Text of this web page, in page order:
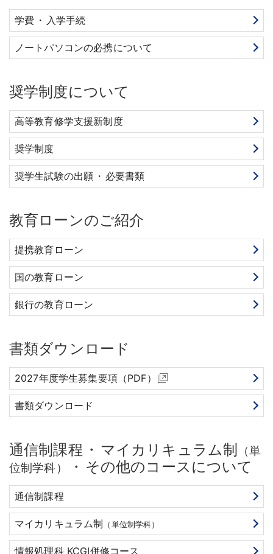
学費 ・ 入学手続
ノートパソコンの必携について
奨学制度について
高等教育修学支援新制度
奨学制度
奨学生試験の出願 ・ 必要書類
教育ローンのご紹介
提携教育ローン
国の教育ローン
銀行の教育ローン
書類ダウンロード
2027年度学生募集要項（PDF）
書類ダウンロード
通信制課程 ・ マイカリキュラム制
（単
位制学科）
・ その他のコースについて
通信制課程
マイカリキュラム制 （単位制学科）
情報処理科 KCGI併修コース